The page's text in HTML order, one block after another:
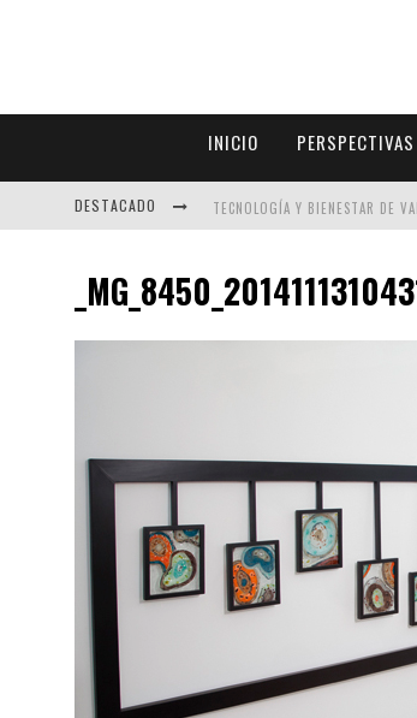
INICIO PERSPECTIVAS
DESTACADO TECNOLOGÍA Y BIENESTAR DE
ALEXANDRA BEDOYA – LA
EL DESPERTAR DE LA CALIDEZ: